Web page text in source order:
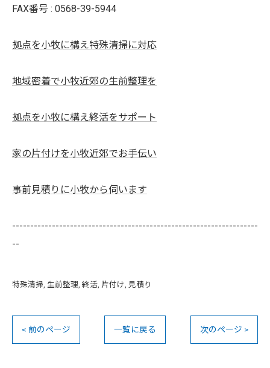
FAX番号 : 0568-39-5944
拠点を小牧に構え特殊清掃に対応
地域密着で小牧近郊の生前整理を
拠点を小牧に構え終活をサポート
家の片付けを小牧近郊でお手伝い
事前見積りに小牧から伺います
--------------------------------------------------------------------
--
特殊清掃 生前整理 終活 片付け 見積り
< 前のページ 一覧に戻る 次のページ >